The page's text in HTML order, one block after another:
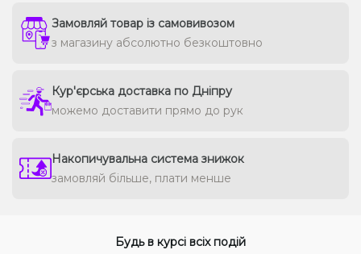
Замовляй товар із самовивозом
з магазину абсолютно безкоштовно
Кур'єрська доставка по Дніпру
можемо доставити прямо до рук
Накопичувальна система знижок
замовляй більше, плати менше
Будь в курсі всіх подій